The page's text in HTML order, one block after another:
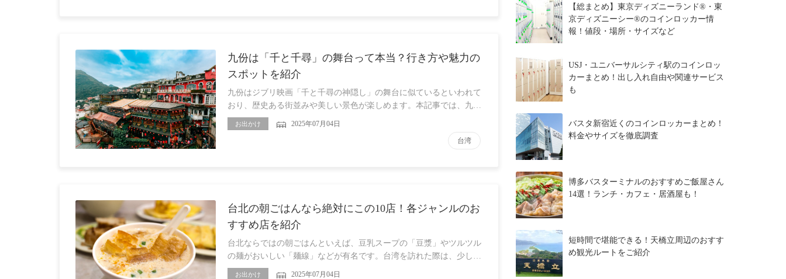
九份は「千と千尋」の舞台って本当？行き方や魅力の
スポットを紹介
九份はジブリ映画「千と千尋の神隠し」の舞台に似ているといわれて
おり、歴史ある街並みや美しい景色が楽しめます。本記事では、九…
お出かけ 2025年07月04日
台湾
台北の朝ごはんなら絶対にこの10店！各ジャンルのお
すすめ店を紹介
台北ならではの朝ごはんといえば、豆乳スープの「豆漿」やツルツル
の麺がおいしい「麺線」などが有名です。台湾を訪れた際は、少し…
お出かけ 2025年07月04日
【総まとめ】東京ディズニーランド®・東
京ディズニーシー®のコインロッカー情
報！値段・場所・サイズなど
USJ・ユニバーサルシティ駅のコインロッ
カーまとめ！出し入れ自由や関連サービス
も
バスタ新宿近くのコインロッカーまとめ！
料金やサイズを徹底調査
博多バスターミナルのおすすめご飯屋さん
14選！ランチ・カフェ・居酒屋も！
短時間で堪能できる！天橋立周辺のおすす
め観光ルートをご紹介